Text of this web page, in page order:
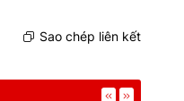
Sao chép liên kết